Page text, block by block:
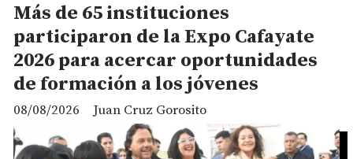
Más de 65 instituciones
participaron de la Expo Cafayate
2026 para acercar oportunidades
de formación a los jóvenes
Juan Cruz Gorosito
08/08/2026